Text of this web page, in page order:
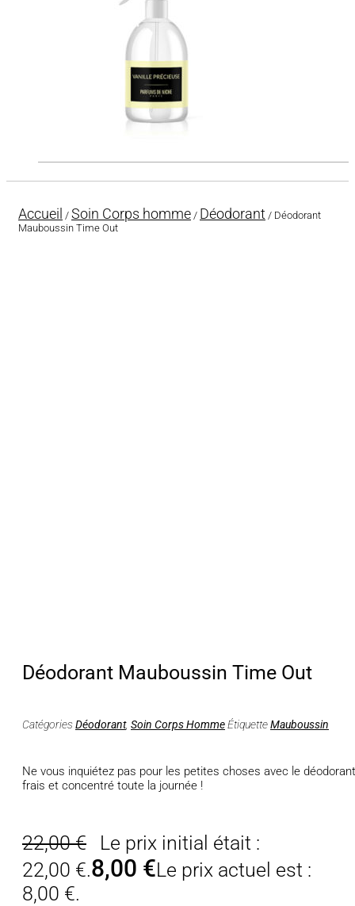
Accueil / Soin Corps homme / Déodorant / Déodorant
Mauboussin Time Out
Déodorant Mauboussin Time Out
CatégoriesDéodorant, Soin Corps HommeÉtiquetteMauboussin
Ne vous inquiétez pas pour les petites choses avec le déodorant
frais et concentré toute la journée !
22,00€
Le prix initial était :
22,00 €.8,00 €Le prix actuel est :
8,00 €.